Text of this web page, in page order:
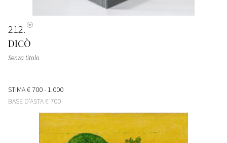
212
DICÒ
Senza titolo
STIMA€ 700 - 1.000
BASE D'ASTA€ 700